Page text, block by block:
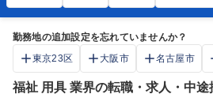
勤務地の追加設定を忘れていませんか？
東京23区
大阪市 名古屋市
福祉 用具 業界の転職・求人・中途